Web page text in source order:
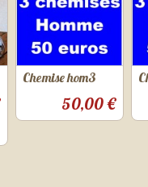
Chemise hom3
50,00 €